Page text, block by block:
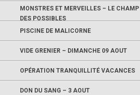
MONSTRES ET MERVEILLES – LE CHAMP
DES POSSIBLES
PISCINE DE MALICORNE
VIDE GRENIER – DIMANCHE 09 AOUT
OPÉRATION TRANQUILLITÉ VACANCES
DON DU SANG – 3 AOUT